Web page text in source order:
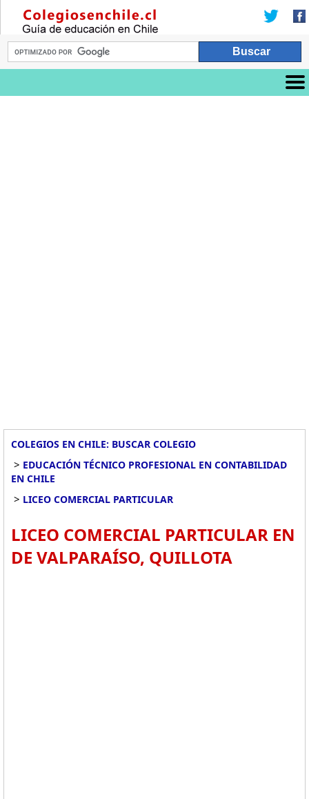
COLEGIOS EN CHILE: BUSCAR COLEGIO
> EDUCACIÓN TÉCNICO PROFESIONAL EN CONTABILIDAD
EN CHILE
> LICEO COMERCIAL PARTICULAR
LICEO COMERCIAL PARTICULAR EN
DE VALPARAÍSO, QUILLOTA